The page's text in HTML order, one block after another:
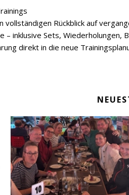
Rückblick auf
inklusive Sets, Wiederholungen,
direkt in die neue